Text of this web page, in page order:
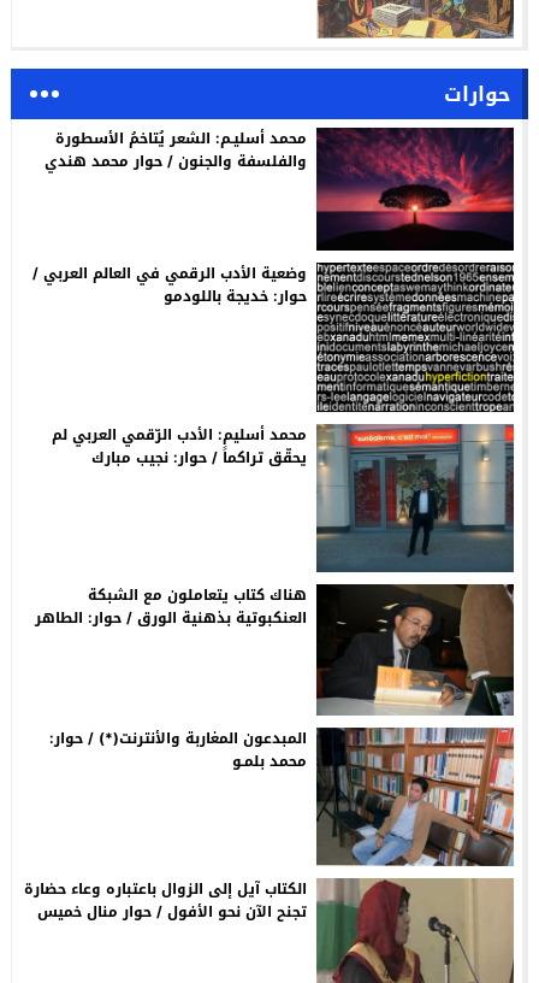
حوارات
محمد أسليـم: الشعر يُتاخمُ الأسطورة
والفلسفة والجنون / حوار محمد هندي
وضعية الأدب الرقمي في العالم العربي /
حوار: خديجة باللودمو
محمد أسليم: الأدب الرّقمي العربي لم
يحقّق تراكماً / حوار: نجيب مبارك
هناك كتاب يتعاملون مع الشبكة
العنكبوتية بذهنية الورق / حوار: الطاهر
المبدعون المغاربة والأنترنت(*) / حوار:
محمد بلمـو
الكتاب آيل إلى الزوال باعتباره وعاء حضارة
تجنح الآن نحو الأفول / حوار منال خميس